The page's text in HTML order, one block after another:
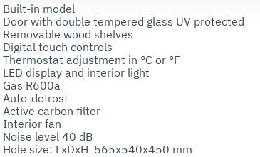
sul modo in cui l’utente utilizza il nostro
i quali potrebbero combinarle con altre
Built-in model
Door with double tempered glass UV protected
Removable wood shelves
Digital touch controls
Thermostat adjustment in °C or °F
LED display and interior light
Gas R600a
Auto-defrost
Active carbon filter
Interior fan
Noise level 40 dB
Hole size: LxDxH  565x540x450 mm